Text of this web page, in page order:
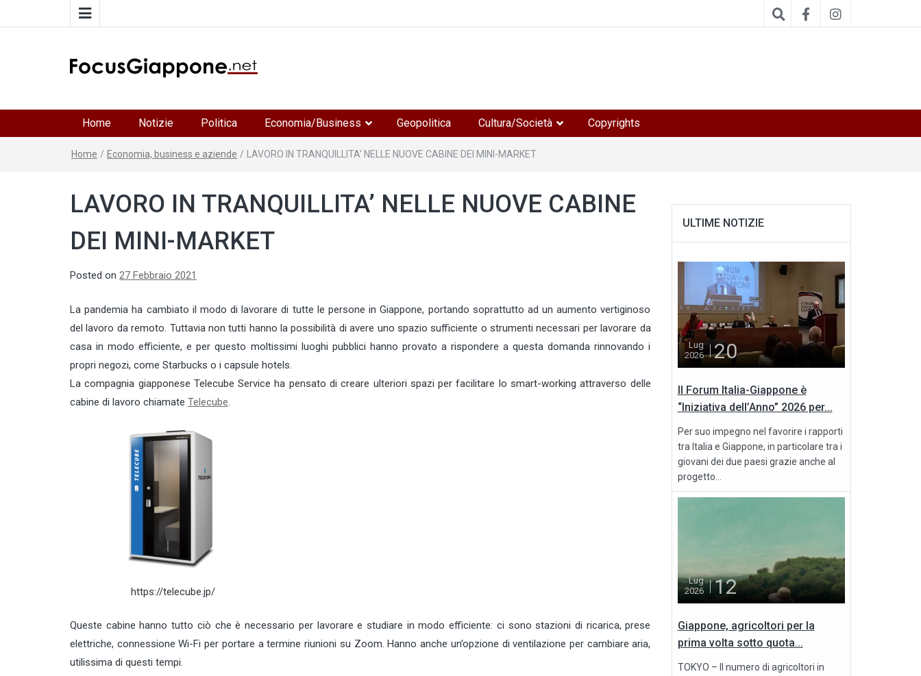
Home Notizie Politica Economia/Business Geopolitica Cultura/Società Copyrights
Home / Economia, business e aziende / LAVORO IN TRANQUILLITA’ NELLE NUOVE CABINE DEI MINI-MARKET
LAVORO IN TRANQUILLITA’ NELLE NUOVE CABINE
DEI MINI-MARKET
Posted on 27 Febbraio 2021
La pandemia ha cambiato il modo di lavorare di tutte le persone in Giappone, portando soprattutto ad un aumento vertiginoso
del lavoro da remoto. Tuttavia non tutti hanno la possibilità di avere uno spazio sufficiente o strumenti necessari per lavorare da
casa in modo efficiente, e per questo moltissimi luoghi pubblici hanno provato a rispondere a questa domanda rinnovando i
propri negozi, come Starbucks o i capsule hotels.
La compagnia giapponese Telecube Service ha pensato di creare ulteriori spazi per facilitare lo smart-working attraverso delle
cabine di lavoro chiamate Telecube
https://telecube.jp/
Queste cabine hanno tutto ciò che è necessario per lavorare e studiare in modo efficiente: ci sono stazioni di ricarica, prese
elettriche, connessione Wi-Fi per portare a termine riunioni su Zoom. Hanno anche un’opzione di ventilazione per cambiare aria,
utilissima di questi tempi.
ULTIME NOTIZIE
Lug
2026
20
Il Forum Italia-Giappone è
“Iniziativa dell’Anno” 2026 per...
Per suo impegno nel favorire i rapporti
tra Italia e Giappone, in particolare tra i
giovani dei due paesi grazie anche al
progetto...
Lug
2026
12
Giappone, agricoltori per la
prima volta sotto quota...
TOKYO – Il numero di agricoltori in